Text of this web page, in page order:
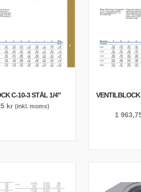
C-10-3 STÅL 1/4″
kr (inkl. moms)
VENTILBLOCK
1